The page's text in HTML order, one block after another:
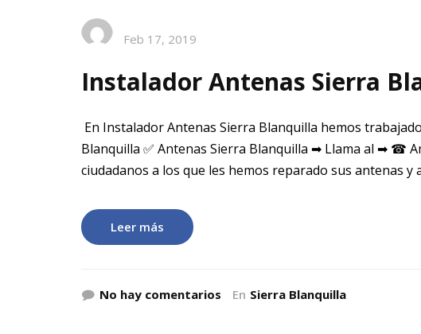
Feb 17, 2019
Instalador Antenas Sierra
En Instalador Antenas Sierra Blanquilla hemos
Blanquilla ✅ Antenas Sierra Blanquilla ➡ Llama al ➡ ☎
ciudadanos a los que les hemos reparado sus antenas y
Leer más
No hay comentarios En Sierra Blanquilla